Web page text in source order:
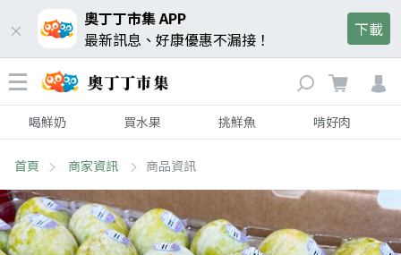
奧丁丁市集 APP
最新訊息、好康優惠不漏接！
下載
喝鮮奶 買水果 挑鮮魚 啃好肉
首頁 商家資訊 商品資訊